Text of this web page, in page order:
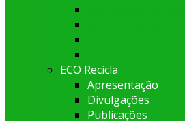
ECO Recicla
Apresentação
Divulgações
Publicações